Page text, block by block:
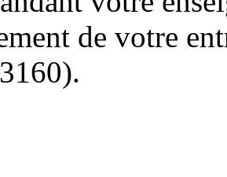
de votre